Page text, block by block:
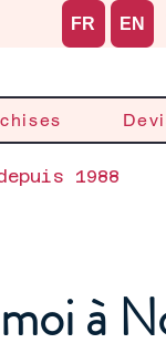
1988
FR EN
à